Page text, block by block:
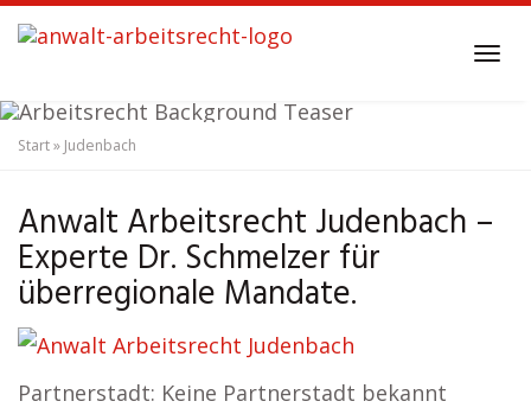
Skip
to
content
Start» Judenbach
Anwalt Arbeitsrecht Judenbach –
Experte Dr. Schmelzer für
überregionale Mandate.
Partnerstadt: Keine Partnerstadt bekannt